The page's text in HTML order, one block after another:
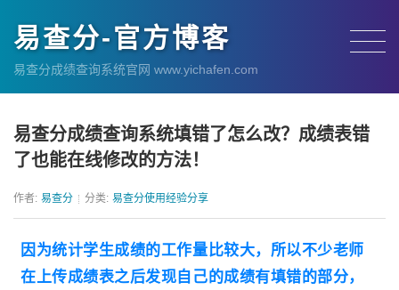
易查分-官方博客
易查分成绩查询系统官网 www.yichafen.com
易查分成绩查询系统填错了怎么改？成绩表错
了也能在线修改的方法！
作者: 易查分 分类: 易查分使用经验分享
因为统计学生成绩的工作量比较大，所以不少老师
在上传成绩表之后发现自己的成绩有填错的部分，